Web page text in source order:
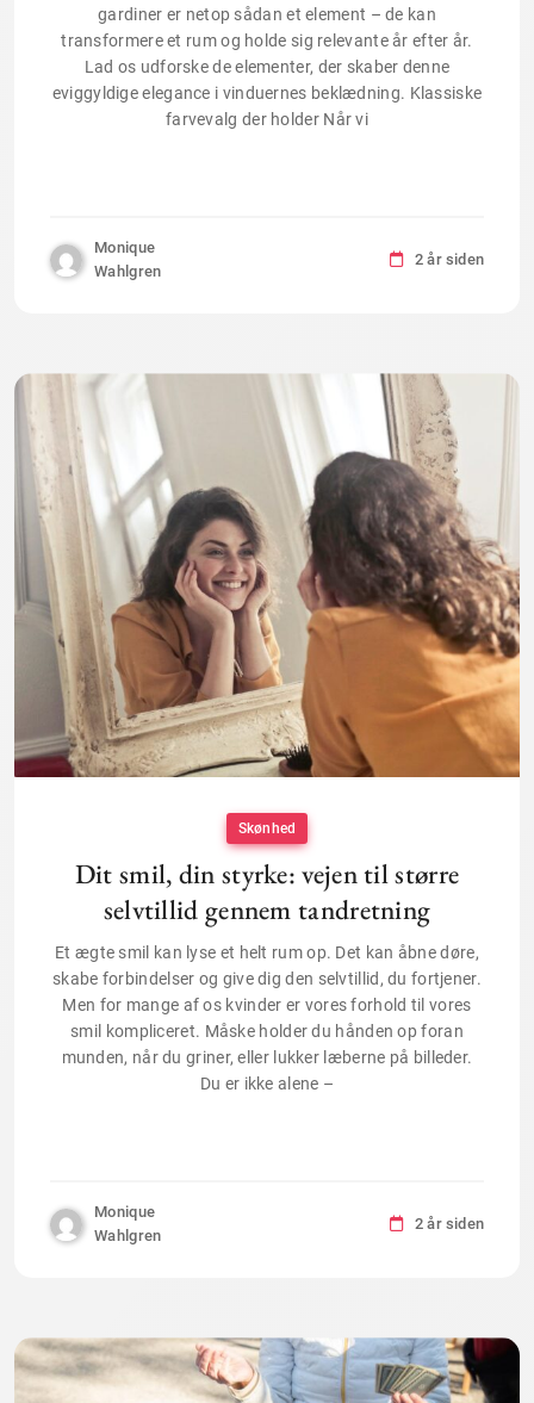
gardiner er netop sådan et element – de kan
transformere et rum og holde sig relevante år efter år.
Lad os udforske de elementer, der skaber denne
eviggyldige elegance i vinduernes beklædning. Klassiske
farvevalg der holder Når vi
Monique
Wahlgren
2 år siden
Skønhed
Dit smil, din styrke: vejen til større
selvtillid gennem tandretning
Et ægte smil kan lyse et helt rum op. Det kan åbne døre,
skabe forbindelser og give dig den selvtillid, du fortjener.
Men for mange af os kvinder er vores forhold til vores
smil kompliceret. Måske holder du hånden op foran
munden, når du griner, eller lukker læberne på billeder.
Du er ikke alene –
Monique
Wahlgren
2 år siden